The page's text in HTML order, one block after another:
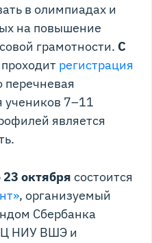
в олимпиадах и
на повышение
грамотности. С
проходит регистрация
перечневая
учеников 7–11
является
23 октября состоится
, организуемый
Сбербанка
НИУ ВШЭ и